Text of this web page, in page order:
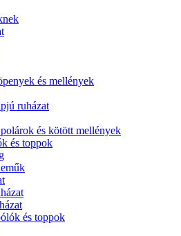
és mellények
ruházat
és kötött mellények
és toppok
és toppok